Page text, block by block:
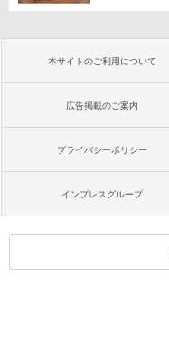
本サイトのご利用について
広告掲載のご案内
プライバシーポリシー
インプレスグループ